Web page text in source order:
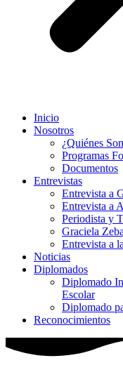
Inicio
Nosotros
¿Quiénes
Programas
Documentos
Entrevistas
Entrevista a
Entrevista a
Periodista y
Graciela
Entrevista a
Noticias
Diplomados
Diplomado
Escolar
Diplomado
Reconocimientos